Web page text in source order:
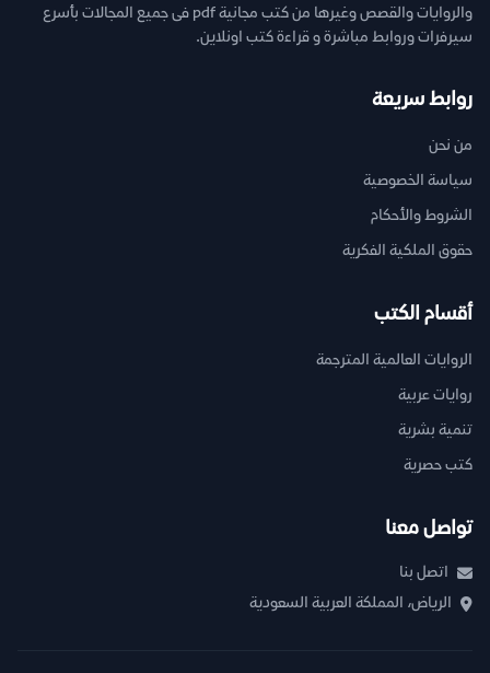
والروايات والقصص وغيرها من كتب مجانية pdf فى جميع المجالات بأسرع
سيرفرات وروابط مباشرة و قراءة كتب اونلاين.
روابط سريعة
من نحن
سياسة الخصوصية
الشروط والأحكام
حقوق الملكية الفكرية
أقسام الكتب
الروايات العالمية المترجمة
روايات عربية
تنمية بشرية
كتب حصرية
تواصل معنا
اتصل بنا
الرياض، المملكة العربية السعودية